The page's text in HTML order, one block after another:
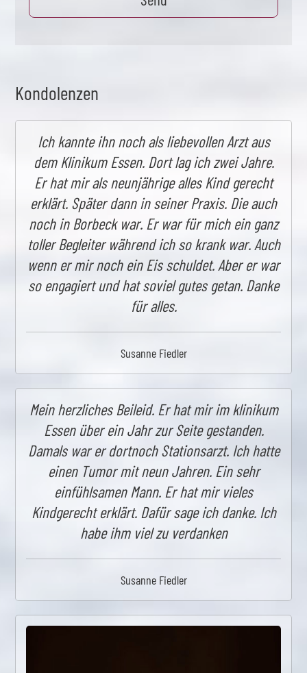
Kondolenzen
Ich kannte ihn noch als liebevollen Arzt aus
dem Klinikum Essen. Dort lag ich zwei Jahre.
Er hat mir als neunjährige alles Kind gerecht
erklärt. Später dann in seiner Praxis. Die auch
noch in Borbeck war. Er war für mich ein ganz
toller Begleiter während ich so krank war. Auch
wenn er mir noch ein Eis schuldet. Aber er war
so engagiert und hat soviel gutes getan. Danke
für alles.
Susanne Fiedler
Mein herzliches Beileid. Er hat mir im klinikum
Essen über ein Jahr zur Seite gestanden.
Damals war er dortnoch Stationsarzt. Ich hatte
einen Tumor mit neun Jahren. Ein sehr
einfühlsamen Mann. Er hat mir vieles
Kindgerecht erklärt. Dafür sage ich danke. Ich
habe ihm viel zu verdanken
Susanne Fiedler